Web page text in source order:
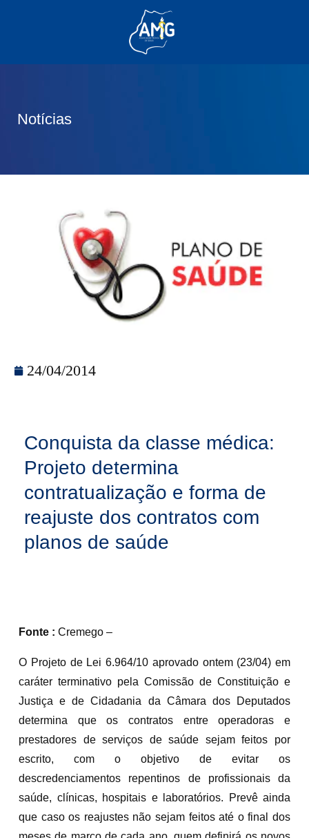
Notícias
24/04/2014
Conquista da classe médica:
Projeto determina
contratualização e forma de
reajuste dos contratos com
planos de saúde
Fonte : Cremego –
O Projeto de Lei 6.964/10 aprovado ontem (23/04) em
caráter terminativo pela Comissão de Constituição e
Justiça e de Cidadania da Câmara dos Deputados
determina que os contratos entre operadoras e
prestadores de serviços de saúde sejam feitos por
escrito, com o objetivo de evitar os
descredenciamentos repentinos de profissionais da
saúde, clínicas, hospitais e laboratórios. Prevê ainda
que caso os reajustes não sejam feitos até o final dos